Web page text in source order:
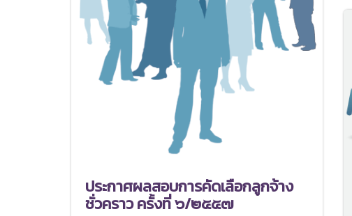
ประกาศผลสอบการคัดเลือกลูกจ้าง
ชั่วคราว ครั้งที่ ๖/๒๕๕๗